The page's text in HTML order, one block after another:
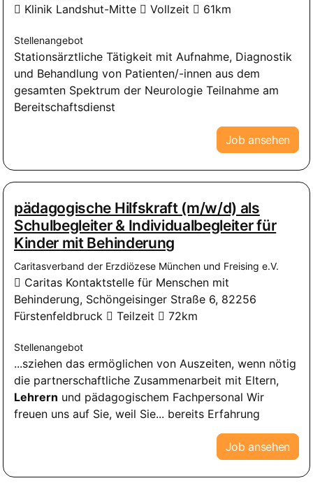
Klinik Landshut-Mitte Vollzeit 61km
Stellenangebot
Stationsärztliche Tätigkeit mit Aufnahme, Diagnostik
und Behandlung von Patienten/-innen aus dem
gesamten Spektrum der Neurologie Teilnahme am
Bereitschaftsdienst
Job ansehen
pädagogische Hilfskraft (m/w/d) als
Schulbegleiter & Individualbegleiter für
Kinder mit Behinderung
Caritasverband der Erzdiözese München und Freising e.V.
Caritas Kontaktstelle für Menschen mit
Behinderung, Schöngeisinger Straße 6, 82256
Fürstenfeldbruck
Teilzeit 72km
Stellenangebot
...sziehen das ermöglichen von Auszeiten, wenn nötig
die partnerschaftliche Zusammenarbeit mit Eltern,
Lehrern und pädagogischem Fachpersonal Wir
freuen uns auf Sie, weil Sie... bereits Erfahrung
Job ansehen